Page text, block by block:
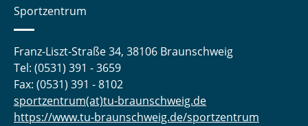
Sportzentrum
Franz-Liszt-Straße 34, 38106 Braunschweig
Tel: (0531) 391 - 3659
Fax: (0531) 391 - 8102
sportzentrum(at)tu-braunschweig.de
https://www.tu-braunschweig.de/sportzentrum